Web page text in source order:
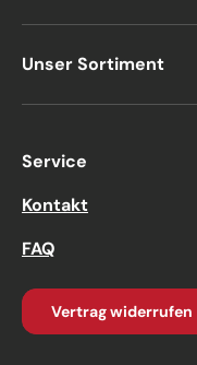
Unser Sortiment
Service
Kontakt
FAQ
Vertrag widerrufen